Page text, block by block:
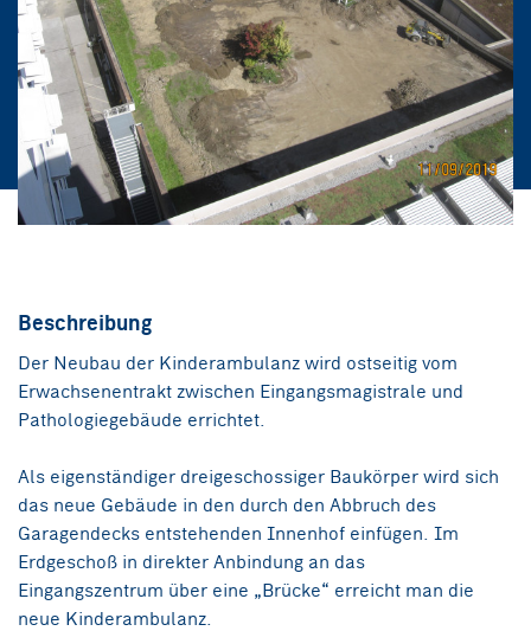
Beschreibung
Der Neubau der Kinderambulanz wird ostseitig vom
Erwachsenentrakt zwischen Eingangsmagistrale und
Pathologiegebäude errichtet.
Als eigenständiger dreigeschossiger Baukörper wird sich
das neue Gebäude in den durch den Abbruch des
Garagendecks entstehenden Innenhof einfügen. Im
Erdgeschoß in direkter Anbindung an das
Eingangszentrum über eine „Brücke“ erreicht man die
neue Kinderambulanz.